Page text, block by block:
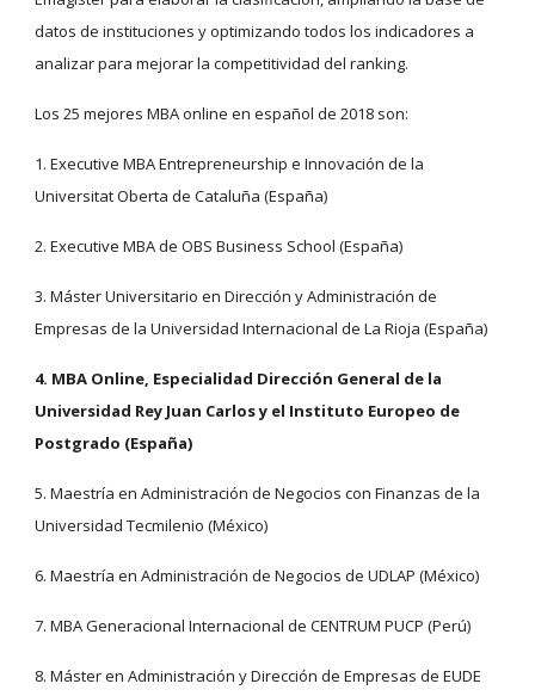
datos de instituciones y optimizando todos los indicadores a
analizar para mejorar la competitividad del ranking.
Los 25 mejores MBA online en español de 2018 son:
1. Executive MBA Entrepreneurship e Innovación de la
Universitat Oberta de Cataluña (España)
2. Executive MBA de OBS Business School (España)
3. Máster Universitario en Dirección y Administración de
Empresas de la Universidad Internacional de La Rioja (España)
4. MBA Online, Especialidad Dirección General de la
Universidad Rey Juan Carlos y el Instituto Europeo de
Postgrado (España)
5. Maestría en Administración de Negocios con Finanzas de la
Universidad Tecmilenio (México)
6. Maestría en Administración de Negocios de UDLAP (México)
7. MBA Generacional Internacional de CENTRUM PUCP (Perú)
8. Máster en Administración y Dirección de Empresas de EUDE